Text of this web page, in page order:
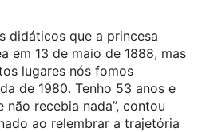
didáticos que a princesa
em 13 de maio de 1888, mas
lugares nós fomos
de 1980. Tenho 53 anos e
recebia nada”, contou
ao relembrar a trajetória